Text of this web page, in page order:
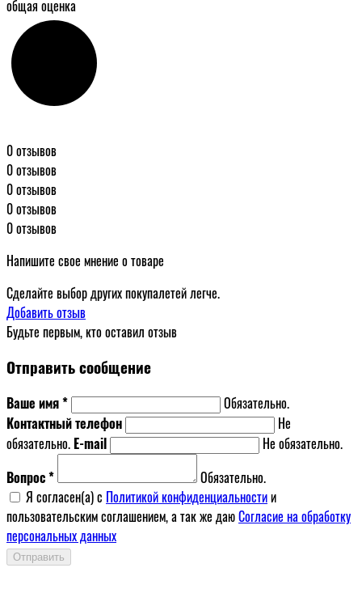
общая оценка
0 отзывов
0 отзывов
0 отзывов
0 отзывов
0 отзывов
Напишите свое мнение о товаре
Сделайте выбор других покупалетей легче.
Добавить отзыв
Будьте первым, кто оставил отзыв
Отправить сообщение
Ваше имя *
Обязательно.
Контактный телефон
Не
обязательно. E-mail
Не обязательно.
Вопрос *
Обязательно.
Я согласен(a) с Политикой конфиденциальностии
пользовательским соглашением, а так же даюСогласие на обработку
персональных данных
Отправить